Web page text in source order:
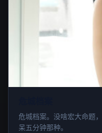
危城档案。没啥宏大命题
呆五分钟那种。